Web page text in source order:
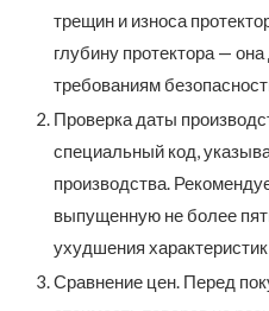
трещин и износа
глубину протектора —
требованиям
Проверка даты
специальный код,
производства.
выпущенную не более
ухудшения характеристик
Сравнение цен. Перед